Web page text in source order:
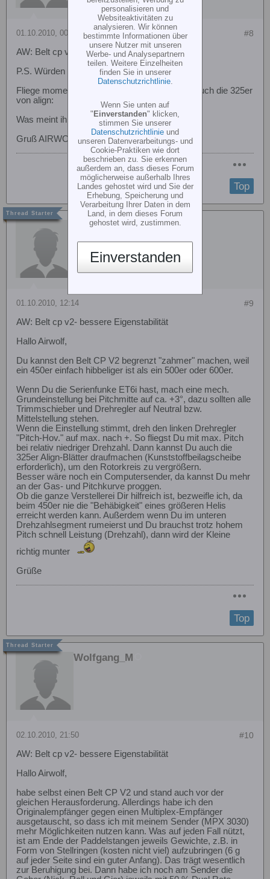
#8
01.10.2010, 00:01
AW: Belt cp v2- bessere Eigenstabilität
P.S. Würden längere Rotoblätter was bringen?
Fliege momentan mit den 315er! Es gibt aber auch die 325er
von align:
Was meint ihr?
Gruß AIRWOLF
Top
Heli-Player
#9
01.10.2010, 12:14
AW: Belt cp v2- bessere Eigenstabilität
Hallo Airwolf,
Du kannst den Belt CP V2 begrenzt "zahmer" machen, weil
ein 450er einfach hibbeliger ist als ein 500er oder 600er.
Wenn Du die Serienfunke ET6i hast, mach eine mech.
Grundeinstellung bei Pitchmitte auf ca. +3°, dazu sollten alle
Trimmschieber und Drehregler auf Neutral bzw.
Mittelstellung stehen.
Wenn die Einstellung stimmt, dreh den linken Drehregler
"Pitch-Hov." auf max. nach +. So fliegst Du mit max. Pitch
bei relativ niedriger Drehzahl. Dann kannst Du auch die
325er Align-Blätter draufmachen (Kunststoffbeilagscheibe
erforderlich), um den Rotorkreis zu vergrößern.
Besser wäre noch ein Computersender, da kannst Du mehr
an der Gas- und Pitchkurve proggen.
Ob die ganze Verstellerei Dir hilfreich ist, bezweifle ich, da
beim 450er nie die "Behäbigkeit" eines größeren Helis
erreicht werden kann. Außerdem wenn Du im unteren
Drehzahlsegment rumeierst und Du brauchst trotz hohem
Pitch schnell Leistung (Drehzahl), dann wird der Kleine
richtig munter
Grüße
Top
Wolfgang_M
#10
02.10.2010, 21:50
AW: Belt cp v2- bessere Eigenstabilität
Hallo Airwolf,
habe selbst einen Belt CP V2 und stand auch vor der
gleichen Herausforderung. Allerdings habe ich den
Originalempfänger gegen einen Multiplex-Empfänger
ausgetauscht, so dass ich mit meinem Sender (MPX 3030)
mehr Möglichkeiten nutzen kann. Was auf jeden Fall nützt,
ist am Ende der Paddelstangen jeweils Gewichte, z.B. in
Form von Stellringen (kosten nicht viel) aufzubringen (6 g
auf jeder Seite sind ein guter Anfang). Das trägt wesentlich
zur Beruhigung bei. Dann habe ich noch am Sender die
personalisieren und
Websiteaktivitäten zu
analysieren. Wir können
bestimmte Informationen über
unsere Nutzer mit unseren
Werbe- und Analysepartnern
teilen. Weitere Einzelheiten
finden Sie in unserer
Datenschutzrichtlinie.
Wenn Sie unten auf
"Einverstanden" klicken,
stimmen Sie unserer
Datenschutzrichtlinie und
unseren Datenverarbeitungs- und
Cookie-Praktiken wie dort
beschrieben zu. Sie erkennen
außerdem an, dass dieses Forum
möglicherweise außerhalb Ihres
Landes gehostet wird und Sie der
Erhebung, Speicherung und
Verarbeitung Ihrer Daten in dem
Land, in dem dieses Forum
gehostet wird, zustimmen.
Einverstanden